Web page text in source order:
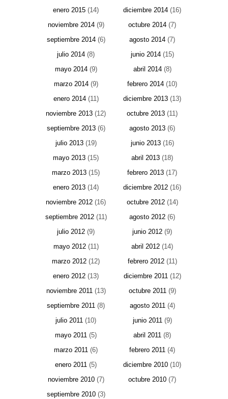
enero 2015 (14) diciembre 2014 (16)
noviembre 2014(9) octubre 2014 (7)
septiembre 2014(6) agosto 2014 (7)
julio 2014 (8) junio 2014(15)
mayo 2014(9) abril 2014(8)
marzo 2014(9) febrero 2014 (10)
enero 2014(11) diciembre 2013 (13)
noviembre 2013 (12) octubre 2013 (11)
septiembre 2013(6) agosto 2013 (6)
julio 2013(19) junio 2013(16)
mayo 2013 (15) abril 2013 (18)
marzo 2013 (15) febrero 2013 (17)
enero 2013 (14) diciembre 2012 (16)
noviembre 2012 (16) octubre 2012(14)
septiembre 2012(11) agosto 2012 (6)
julio 2012 (9) junio 2012 (9)
mayo 2012(11) abril 2012 (14)
marzo 2012 (12) febrero 2012(11)
enero 2012 (13) diciembre 2011(12)
noviembre 2011(13) octubre 2011(9)
septiembre 2011 (8) agosto 2011(4)
julio 2011 (10) junio 2011(9)
mayo 2011 (5) abril 2011 (8)
marzo 2011 (6) febrero 2011 (4)
enero 2011 (5) diciembre 2010 (10)
noviembre 2010(7) octubre 2010 (7)
septiembre 2010(3)